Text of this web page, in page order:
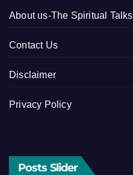
About us-The Spiritual Talks
Contact Us
Disclaimer
Privacy Policy
Posts Slider